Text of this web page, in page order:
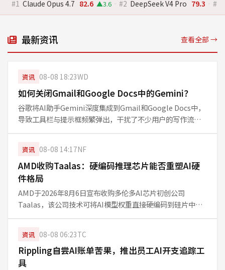
#1 Claude Opus 4.7 82.6 ▲3.6· #2 DeepSeek V4 Pro 79.3 #3
最新资讯 查看全部 →
资讯 08-08 18:23WD
如何关闭Gmail和Google Docs中的Gemini？
谷歌将AI助手Gemini深度集成到Gmail和Google Docs中，
导致工具栏与提示框频繁弹出，干扰了不少用户的写作流
WIRED报道，
资讯 08-08 14:17NF
AMD收购Taalas：硬编码推理芯片能否重塑AI硬
件格局
AMD于2026年8月6日宣布收购多伦多AI芯片初创公司
Taalas，该公司技术可将AI模型权重直接硬编码到硅片中。
不明朗
资讯 08-08 06:23TC
Rippling自尝AI账单苦果，推出员工AI开支追踪工
具